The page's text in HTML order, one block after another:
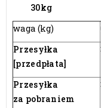
30kg
waga (kg)
Przesyłka
[przedpłata]
Przesyłka
za pobraniem